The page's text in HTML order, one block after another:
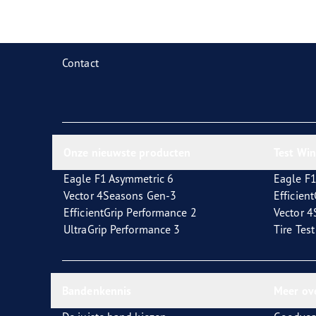
Contact
Eagle F1 Asymmetric 6
Vector 4Seasons Gen-3
EfficientGrip Performance 2
UltraGrip Performance 3
Eagle
Vector
Tire